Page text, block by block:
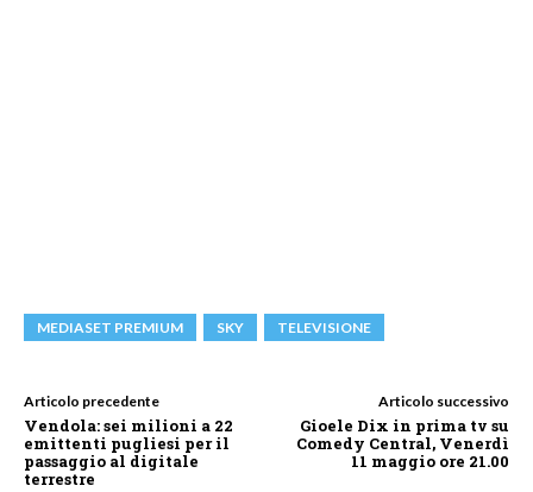
MEDIASET PREMIUM SKY TELEVISIONE
Articolo precedente
Vendola: sei milioni a 22
emittenti pugliesi per il
passaggio al digitale
terrestre
Articolo successivo
Gioele Dix in prima tv su
Comedy Central, Venerdì
11 maggio ore 21.00